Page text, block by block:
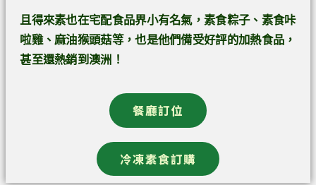
且得來素也在宅配食品界小有名氣，素食粽子、素食咔
啦雞、麻油猴頭菇等，也是他們備受好評的加熱食品，
甚至還熱銷到澳洲！
餐廳訂位
冷凍素食訂購